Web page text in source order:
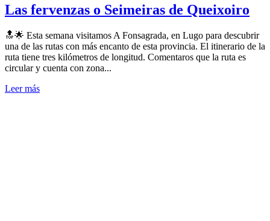
Las fervenzas o Seimeiras de Queixoiro
🔝🌟 Esta semana visitamos A Fonsagrada, en Lugo para descubrir
una de las rutas con más encanto de esta provincia. El itinerario de la
ruta tiene tres kilómetros de longitud. Comentaros que la ruta es
circular y cuenta con zona...
Leer más